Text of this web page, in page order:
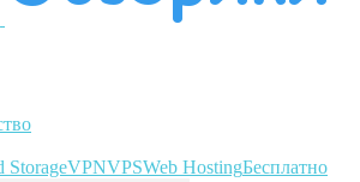
StorageVPNVPSWeb HostingБесплатно